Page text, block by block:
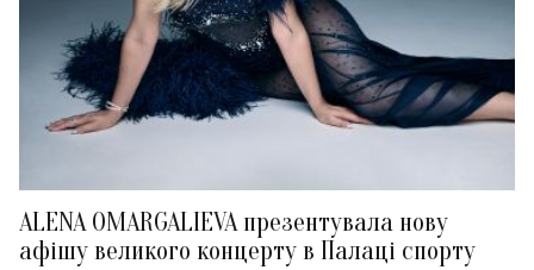
ALENA OMARGALIEVA презентувала нову
афішу великого концерту в Палаці спорту